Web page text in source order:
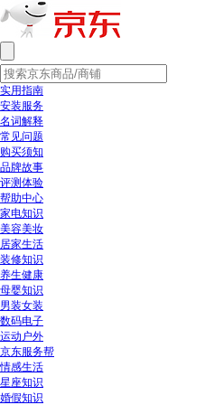
实用指南
安装服务
名词解释
常见问题
购买须知
品牌故事
评测体验
帮助中心
家电知识
美容美妆
居家生活
装修知识
养生健康
母婴知识
男装女装
数码电子
运动户外
京东服务帮
情感生活
星座知识
婚假知识